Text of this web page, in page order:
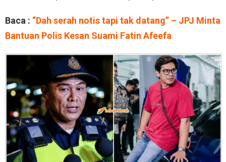
Baca : “Dah serah notis tapi tak datang” – JPJ Minta
Bantuan Polis Kesan Suami Fatin Afeefa